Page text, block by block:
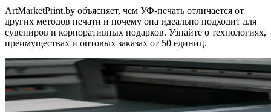
ArtMarketPrint.by объясняет, чем УФ-печать отличается от
других методов печати и почему она идеально подходит для
сувениров и корпоративных подарков. Узнайте о технологиях,
преимуществах и оптовых заказах от 50 единиц.